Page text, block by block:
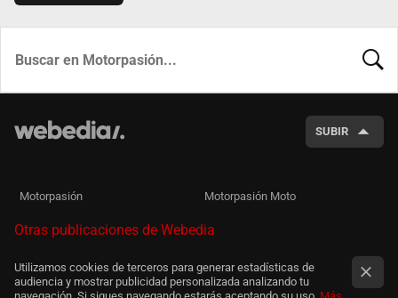
SUBIR
Motorpasión Motorpasión Moto
Otras publicaciones de Webedia
Utilizamos cookies de terceros para generar estadísticas de
audiencia y mostrar publicidad personalizada analizando tu